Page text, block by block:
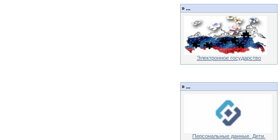
» ...
Электронное государство
» ...
Персональные данные. Дети.